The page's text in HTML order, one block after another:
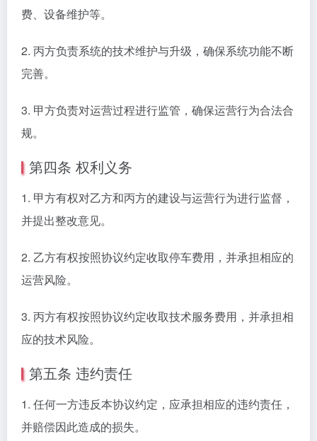
费、设备维护等。
2. 丙方负责系统的技术维护与升级，确保系统功能不断
完善。
3. 甲方负责对运营过程进行监管，确保运营行为合法合
规。
第四条 权利义务
1. 甲方有权对乙方和丙方的建设与运营行为进行监督，
并提出整改意见。
2. 乙方有权按照协议约定收取停车费用，并承担相应的
运营风险。
3. 丙方有权按照协议约定收取技术服务费用，并承担相
应的技术风险。
第五条 违约责任
1. 任何一方违反本协议约定，应承担相应的违约责任，
并赔偿因此造成的损失。